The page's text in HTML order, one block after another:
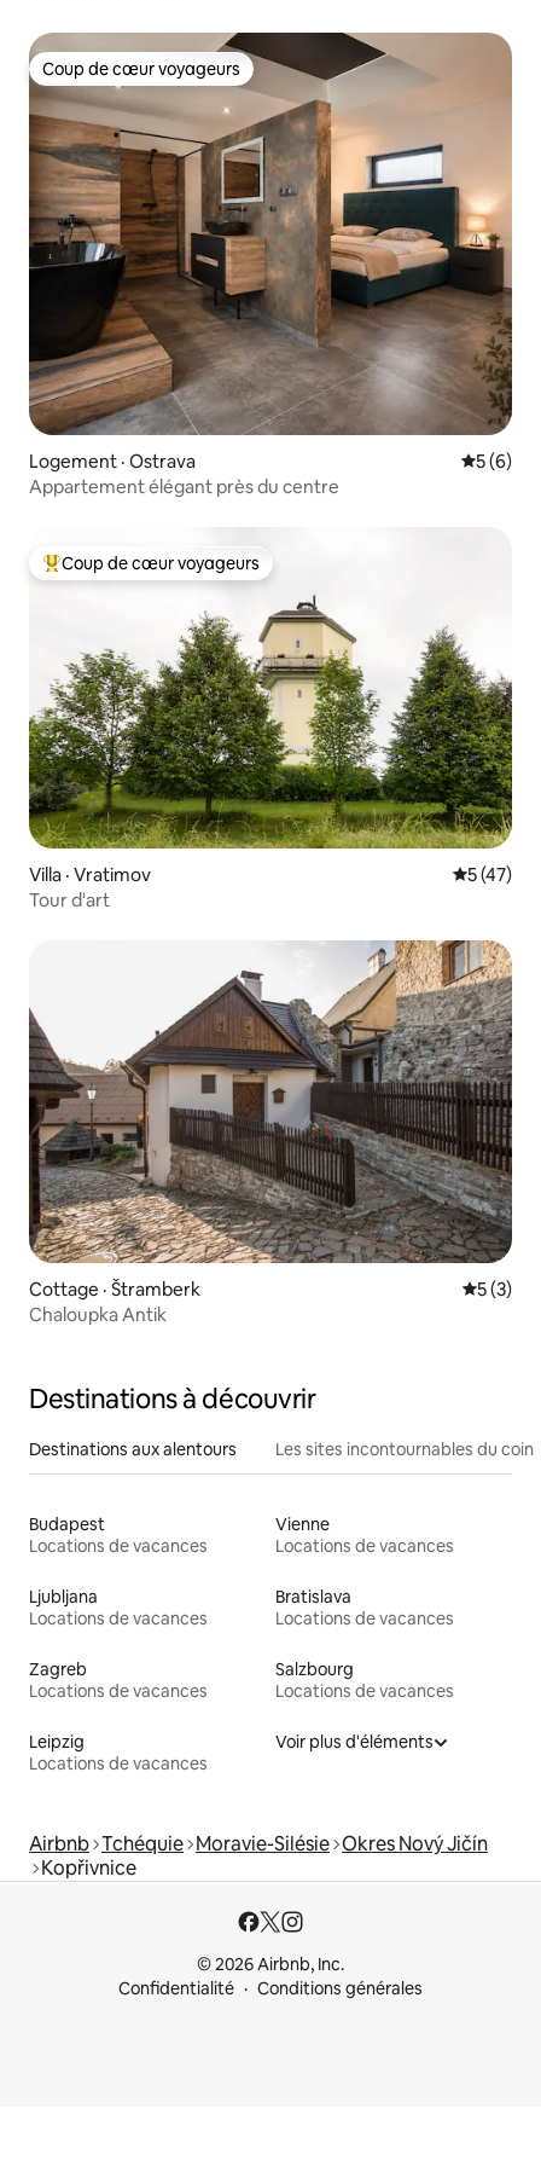
Coup de cœur voyageurs
Coup de cœur voyageurs
Logement · Ostrava Note
5 (6)
Appartement élégant près du centre
Coup de cœur voyageurs parmi les plus aimés
Coup de cœur voyageurs
Villa · Vratimov Note
5 (47)
Tour d'art
Cottage · Štramberk Note
5 (3)
Chaloupka Antik
Destinations à découvrir
Destinations aux alentours Les sites incontournables du coin
Budapest
Locations de vacances
Vienne
Locations de vacances
Ljubljana
Locations de vacances
Bratislava
Locations de vacances
Zagreb
Locations de vacances
Salzbourg
Locations de vacances
Leipzig
Locations de vacances
Voir plus d'éléments
Airbnb Tchéquie Moravie-Silésie Okres Nový Jičín
Kopřivnice
© 2026 Airbnb, Inc.
Confidentialité
Conditions générales